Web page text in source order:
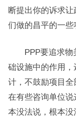
断提出你的诉求
们做的昌平的一些
PPP要追求物美
础设施中的作用
计，不鼓励项目
在有些咨询单位
本没法说，根本